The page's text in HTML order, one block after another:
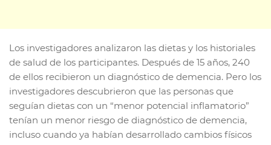
Los investigadores analizaron las dietas y los historiales
de salud de los participantes. Después de 15 años, 240
de ellos recibieron un diagnóstico de demencia. Pero los
investigadores descubrieron que las personas que
seguían dietas con un “menor potencial inflamatorio”
tenían un menor riesgo de diagnóstico de demencia,
incluso cuando ya habían desarrollado cambios físicos